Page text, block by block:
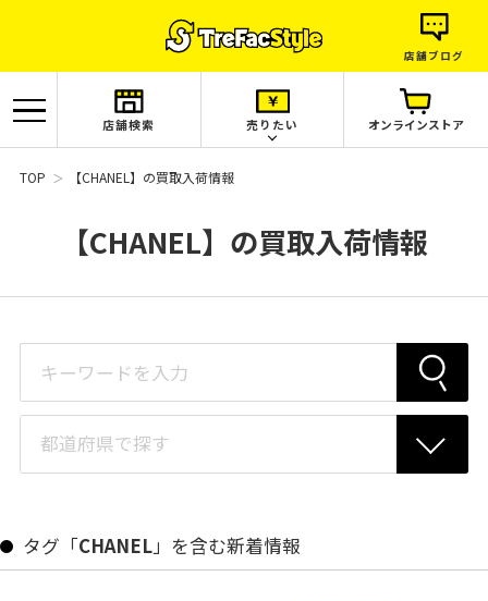
店舗ブログ
店舗検索 売りたい オンラインストア
TOP 【CHANEL】の買取入荷情報
【CHANEL】の買取入荷情報
タグ「CHANEL」を含む新着情報